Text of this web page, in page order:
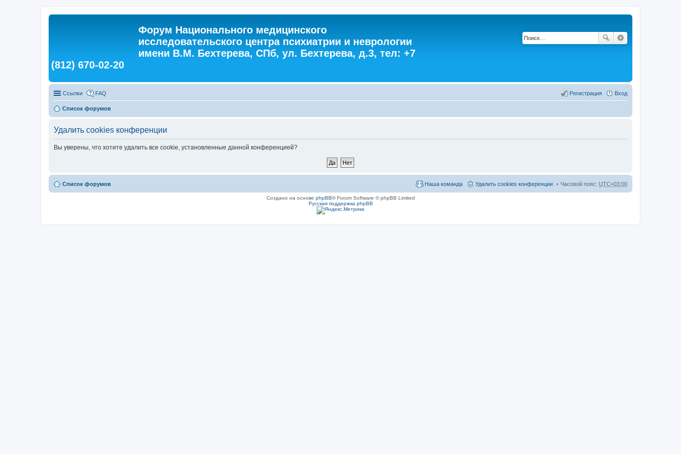
Форум Национального медицинского
исследовательского центра психиатрии и неврологии
имени В.М. Бехтерева, СПб, ул. Бехтерева, д.3, тел: +7
(812) 670-02-20
Ссылки FAQ Вход
Регистрация
Список форумов
Удалить cookies конференции
Вы уверены, что хотите удалить все cookie, установленные данной конференцией?
Список форумов Часовой пояс: UTC+03:00
Удалить cookies конференции
Наша команда
Создано на основе phpBB® Forum Software © phpBB Limited
Русская поддержка phpBB